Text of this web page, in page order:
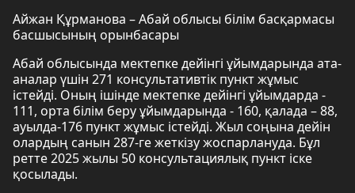
Айжан Құрманова – Абай облысы білім басқармасы
басшысының орынбасары
Абай облысында мектепке дейінгі ұйымдарында ата-
аналар үшін 271 консультативтік пункт жұмыс
істейді. Оның ішінде мектепке дейінгі ұйымдарда -
111, орта білім беру ұйымдарында - 160, қалада – 88,
ауылда-176 пункт жұмыс істейді. Жыл соңына дейін
олардың санын 287-ге жеткізу жоспарлануда. Бұл
ретте 2025 жылы 50 консультациялық пункт іске
қосылады.